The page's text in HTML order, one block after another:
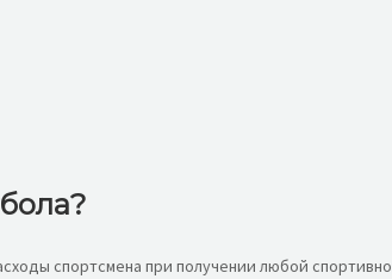
спортсмена при получении любой